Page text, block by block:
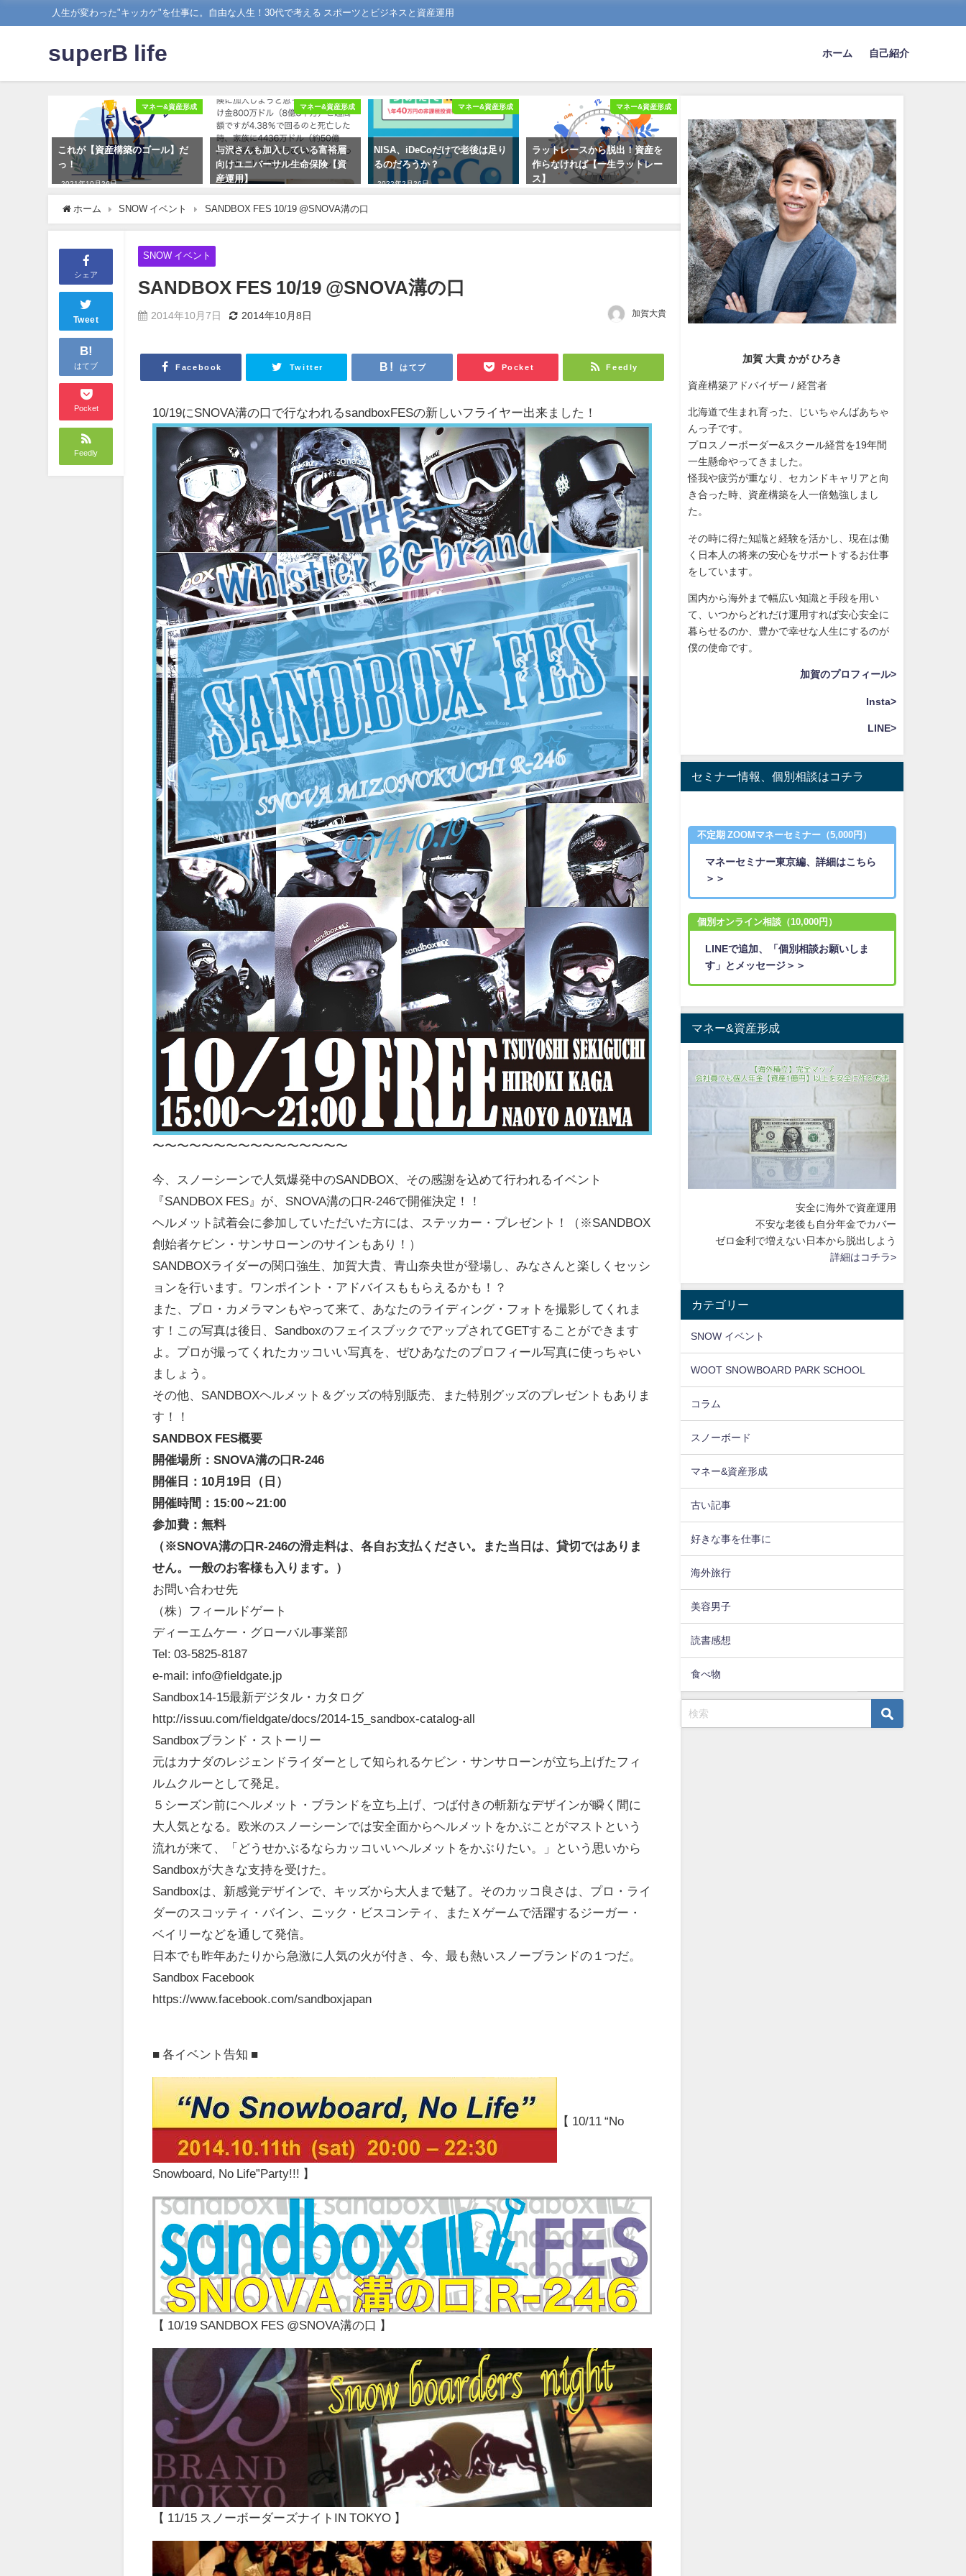
人生が変わった"キッカケ"を仕事に。自由な人生！30代で考える スポーツとビジネスと資産運用
superB life ホーム 自己紹介
マネー&資産形成
これが【資産構築のゴール】だ
っ！
2021年10月26日
マネー&資産形成
与沢さんも加入している富裕層
向けユニバーサル生命保険【資
産運用】
マネー&資産形成
NISA、iDeCoだけで老後は足り
るのだろうか？
2022年2月26日
マネー&資産形成
ラットレースから脱出！資産を
作らなければ【一生ラットレー
ス】
ホーム SNOW イベント SANDBOX FES 10/19 @SNOVA溝の口
シェア
Tweet
B!
はてブ
Pocket
Feedly
SNOW イベント
SANDBOX FES 10/19 @SNOVA溝の口
2014年10月7日 2014年10月8日 加賀大貴
Facebook Twitter はてブ Pocket Feedly
10/19にSNOVA溝の口で行なわれるsandboxFESの新しいフライヤー出来ました！
〜〜〜〜〜〜〜〜〜〜〜〜〜〜〜〜
今、スノーシーンで人気爆発中のSANDBOX、 その感謝を込めて行われるイベント
『SANDBOX FES』が、SNOVA溝の口R-246で開催決定！！
ヘルメット試着会に参加していただいた方には、ステッカー・ プレゼント！（※SANDBOX
創始者ケビン・サンサローンのサインもあり！）
SANDBOXライダーの関口強生、加賀大貴、青山奈央世が登場し、みなさんと楽しくセッシ
ョンを行います。
ワンポイント・アドバイスももらえるかも！？
また、プロ・カメラマンもやって来て、あなたのライディング・ フォトを撮影してくれま
す！この写真は後日、 SandboxのフェイスブックでアップされてGETすることができます
よ。プロが撮ってくれたカッコいい写真を、ぜひあなたのプロフィール写真に使っちゃい
ましょう。
その他、SANDBOXヘルメット＆グッズの特別販売、
また特別グッズのプレゼントもありま
す！！
SANDBOX FES概要
開催場所：SNOVA溝の口R-246
開催日：10月19日（日）
開催時間：15:00～21:00
参加費：無料
（※SNOVA溝の口R-246の滑走料は、各自お支払ください。また当日は、貸切ではありま
せん。一般のお客様も入ります。）
お問い合わせ先
（株）フィールドゲート
ディーエムケー・グローバル事業部
Tel: 03-5825-8187
e-mail: info@fieldgate.jp
Sandbox14-15最新デジタル・カタログ
http://issuu.com/fieldgate/docs/2014-15_sandbox-catalog-all
Sandboxブランド・ストーリー
元はカナダのレジェンドライダーとして知られるケビン・サンサローンが立ち上げたフィ
ルムクルーとして発足。
５シーズン前にヘルメット・ブランドを立ち上げ、つば付きの斬新なデザインが瞬く間に
大人気となる。 欧米のスノーシーンでは安全面からヘルメットをかぶことがマスト という
流れが来て、「 どうせかぶるならカッコいいヘルメットをかぶりたい。」
という思いから
Sandboxが大きな支持を受けた。
Sandboxは、新感覚デザインで、キッズから大人まで魅了。 そのカッコ良さは、プロ・ライ
ダーのスコッティ・バイン、
ニック・ビスコンティ、またＸゲームで活躍するジーガー・
ベイリーなどを通して発信。
日本でも昨年あたりから急激に人気の火が付き、今、最も熱いスノーブランドの１つだ。
Sandbox Facebook
https://www.facebook.com/sandboxjapan
■ 各イベント告知 ■
【 10/11 “No
Snowboard, No Life”Party!!! 】
【 10/19 SANDBOX FES @SNOVA溝の口 】
【 11/15 スノーボーダーズナイトIN TOKYO 】
加賀 大貴 かが ひろき
資産構築アドバイザー / 経営者
北海道で生まれ育った、じいちゃんばあちゃ
んっ子です。
プロスノーボーダー&スクール経営を19年間
一生懸命やってきました。
怪我や疲労が重なり、セカンドキャリアと向
き合った時、資産構築を人一倍勉強しまし
た。
その時に得た知識と経験を活かし、現在は働
く日本人の将来の安心をサポートするお仕事
をしています。
国内から海外まで幅広い知識と手段を用い
て、いつからどれだけ運用すれば安心安全に
暮らせるのか、豊かで幸せな人生にするのが
僕の使命です。
加賀のプロフィール>
Insta>
LINE>
セミナー情報、個別相談はコチラ
不定期 ZOOMマネーセミナー（5,000円）
マネーセミナー東京編、詳細はこちら
＞＞
個別オンライン相談（10,000円）
LINEで追加、「個別相談お願いしま
す」とメッセージ＞＞
マネー&資産形成
安全に海外で資産運用
不安な老後も自分年金でカバー
ゼロ金利で増えない日本から脱出しよう
詳細はコチラ>
カテゴリー
SNOW イベント
WOOT SNOWBOARD PARK SCHOOL
コラム
スノーボード
マネー&資産形成
古い記事
好きな事を仕事に
海外旅行
美容男子
読書感想
食べ物